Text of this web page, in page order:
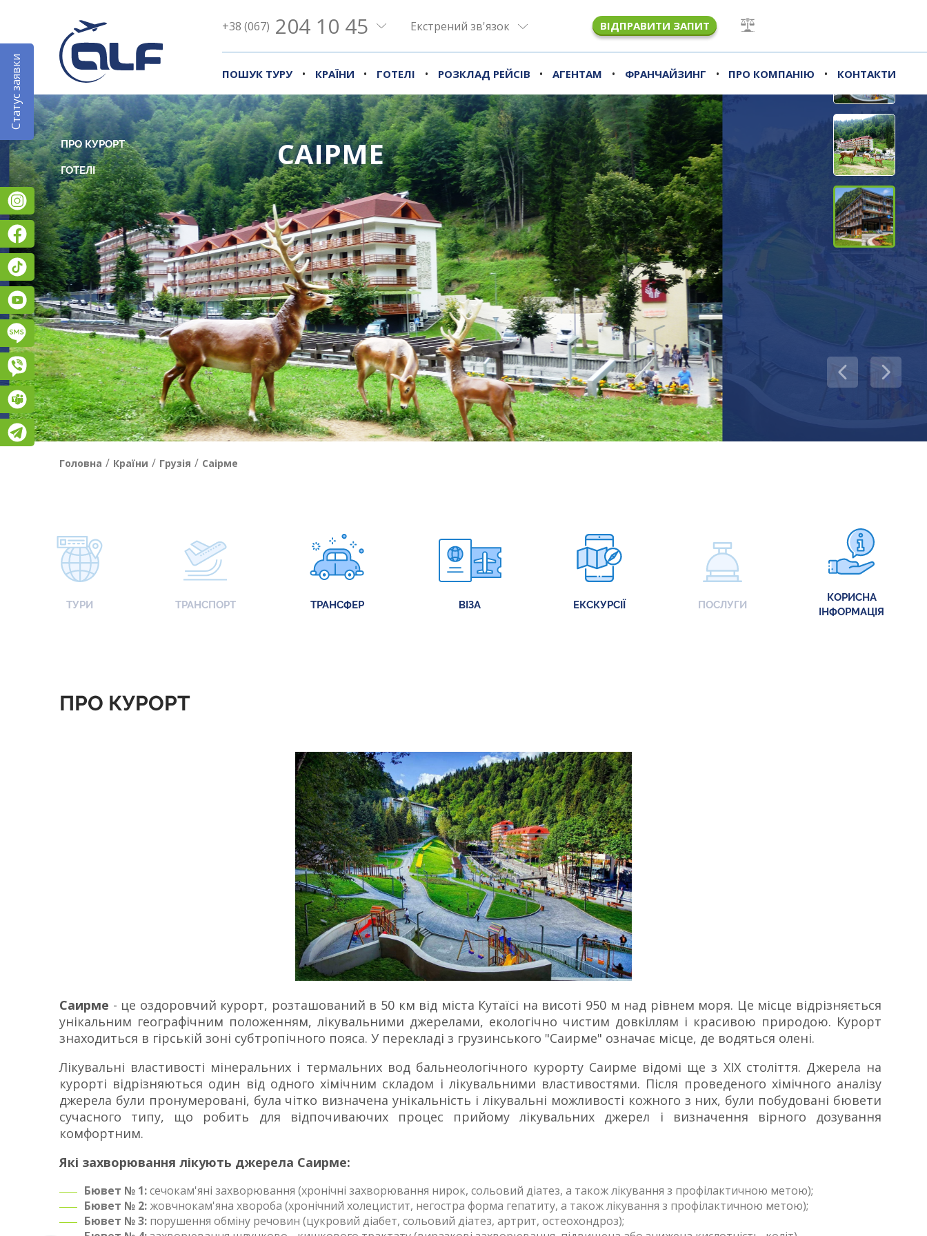
+38 (067) 204 10 45 Екстрений зв'язок ВІДПРАВИТИ ЗАПИТ
ПОШУК ТУРУ • КРАЇНИ • ГОТЕЛІ • РОЗКЛАД РЕЙСІВ • АГЕНТАМ • ФРАНЧАЙЗИНГ • ПРО КОМПАНІЮ • КОНТАКТИ
Статус заявки
Instagram
Facebook
TikTok
YouTube
Підписатися на SMS розсилку
Viber
Teams
Telegram
САІРМЕ
ПРО КУРОРТ
Головна / Країни / Грузія / Саірме
ТУРИ ТРАНСПОРТ ТРАНСФЕР ВІЗА ЕКСКУРСІЇ ПОСЛУГИ
КОРИСНА
ІНФОРМАЦІЯ
ПРО КУРОРТ
Саирме - це оздоровчий курорт, розташований в 50 км від міста Кутаїсі на висоті 950 м над рівнем моря. Це місце відрізняється
унікальним географічним положенням, лікувальними джерелами, екологічно чистим довкіллям і красивою природою. Курорт
знаходиться в гірській зоні субтропічного пояса. У перекладі з грузинського "Саирме" означає місце, де водяться олені.
Лікувальні властивості мінеральних і термальних вод бальнеологічного курорту Саирме відомі ще з XIX століття. Джерела на
курорті відрізняються один від одного хімічним складом і лікувальними властивостями. Після проведеного хімічного аналізу
джерела були пронумеровані, була чітко визначена унікальність і лікувальні можливості кожного з них, були побудовані бювети
сучасного типу, що робить для відпочиваючих процес прийому лікувальних джерел і визначення вірного дозування
комфортним.
Які захворювання лікують джерела Саирме:
Бювет № 1:сечокам'яні захворювання (хронічні захворювання нирок, сольовий діатез, а також лікування з профілактичною метою);
Бювет № 2: жовчнокам'яна хвороба (хронічний холецистит, негостра форма гепатиту, а також лікування з профілактичною метою);
Бювет № 3: порушення обміну речовин (цукровий діабет, сольовий діатез, артрит, остеохондроз);